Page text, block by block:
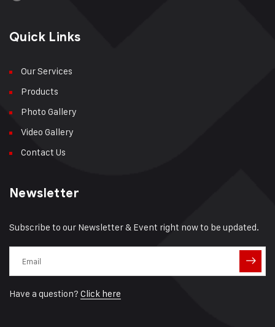
Quick Links
Our Services
Products
Photo Gallery
Video Gallery
Contact Us
Newsletter
Subscribe to our Newsletter & Event right now to be updated.
Have a question? Click here